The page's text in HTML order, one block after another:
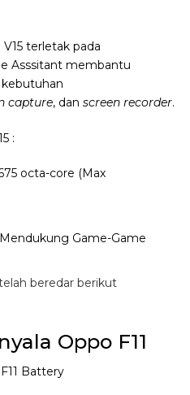
terletak pada
Asssitant membantu
capture, dan screen recorder.
:
octa-core (Max
Game-Game
beredar berikut
Oppo F11